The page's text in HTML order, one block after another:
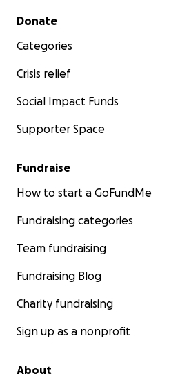
Secondary menu
Donate
Categories
Crisis relief
Social Impact Funds
Supporter Space
Fundraise
How to start a GoFundMe
Fundraising categories
Team fundraising
Fundraising Blog
Charity fundraising
Sign up as a nonprofit
About